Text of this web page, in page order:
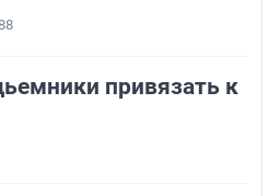
привязать к